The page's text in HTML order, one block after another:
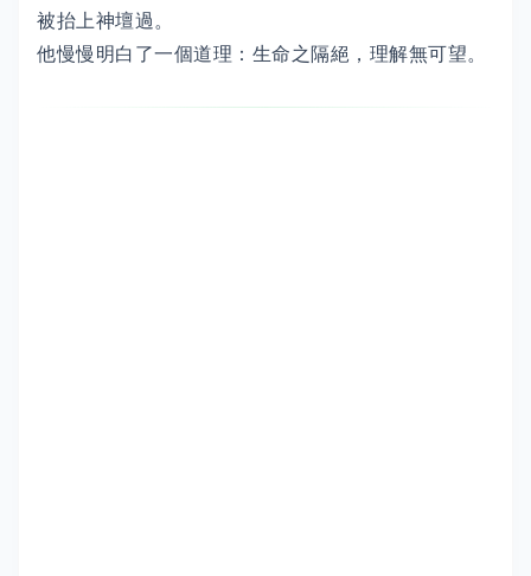
被抬上神壇過。
他慢慢明白了一個道理：生命之隔絕，理解無可望。